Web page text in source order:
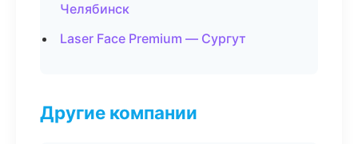
Челябинск
Laser Face Premium — Сургут
Другие компании